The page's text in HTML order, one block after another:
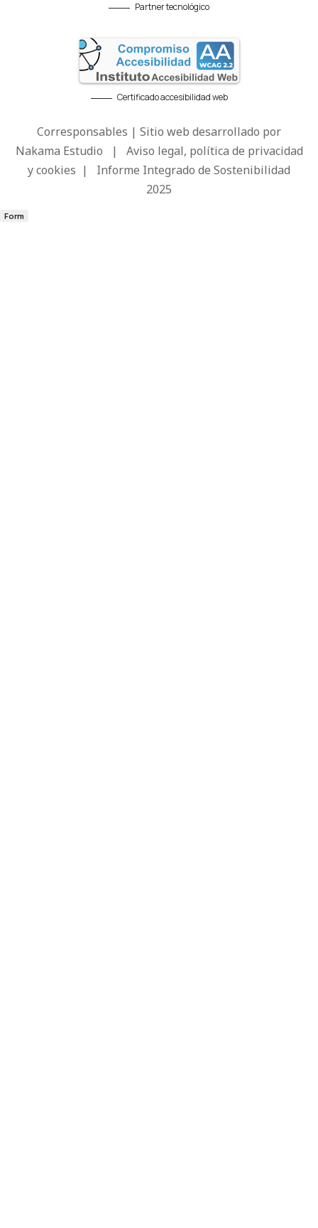
Partner tecnológico
Certificado accesibilidad web
Corresponsables | Sitio web desarrollado por
Nakama Estudio | Aviso legal, política de privacidad
y cookies | Informe Integrado de Sostenibilidad
2025
Form